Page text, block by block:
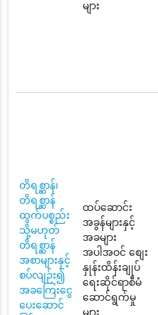
များ
တိရစ္ဆာန်၊
တိရစ္ဆာန်
ထွက်ပစ္စည်း
သို့မဟုတ်
တိရစ္ဆာန်
အစာများနှင့်
စပ်လျဉ်း၍
အခကြေးငွေ
ပေးဆောင်
ထပ်ဆောင်း
အခွန်များနှင့်
အခများ
အပါအဝင် စျေး
နှုန်းထိန်းချုပ်
ရေးဆိုင်ရာစီမံ
ဆောင်ရွက်မှု
များ